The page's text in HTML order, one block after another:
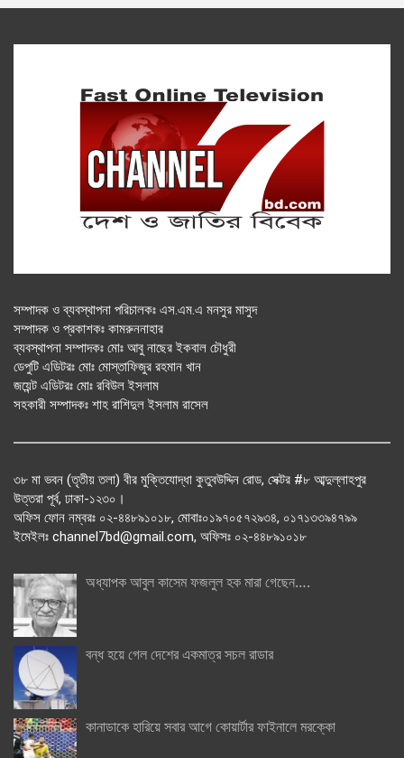
সম্পাদক ও ব্যবস্থাপনা পরিচালকঃ এস.এম.এ মনসুর মাসুদ
সম্পাদক ও প্রকাশকঃ কামরুননাহার
ব্যবস্থাপনা সম্পাদকঃ মোঃ আবু নাছের ইকবাল চৌধুরী
ডেপুটি এডিটরঃ মোঃ মোস্তাফিজুর রহমান খান
জয়েন্ট এডিটরঃ মোঃ রবিউল ইসলাম
সহকারী সম্পাদকঃ শাহ রাশিদুল ইসলাম রাসেল
৩৮ মা ভবন (তৃতীয় তলা) বীর মুক্তিযোদ্ধা কুতুবউদ্দিন রোড, সেক্টর #৮ আব্দুল্লাহপুর
উত্তরা পূর্ব, ঢাকা-১২৩০।
অফিস ফোন নম্বরঃ ০২-৪৪৮৯১০১৮, মোবাঃ০১৯৭০৫৭২৯৩৪, ০১৭১৩৩৯৪৭৯৯
ইমেইলঃ channel7bd@gmail.com, অফিসঃ ০২-৪৪৮৯১০১৮
অধ্যাপক আবুল কাসেম ফজলুল হক মারা গেছেন….
বন্ধ হয়ে গেল দেশের একমাত্র সচল রাডার
কানাডাকে হারিয়ে সবার আগে কোয়ার্টার ফাইনালে মরক্কো